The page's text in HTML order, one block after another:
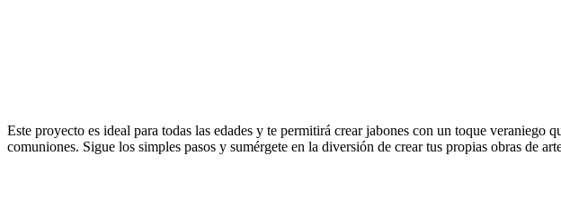
Este proyecto es ideal para todas las edades y te permitirá crear jabones con un toque veraniego
comuniones. Sigue los simples pasos y sumérgete en la diversión de crear tus propias obras de